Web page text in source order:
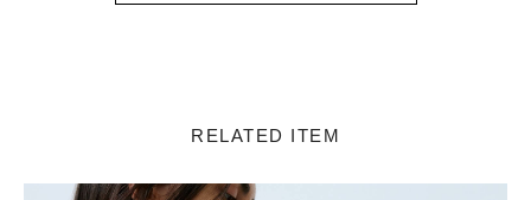
RELATED ITEM